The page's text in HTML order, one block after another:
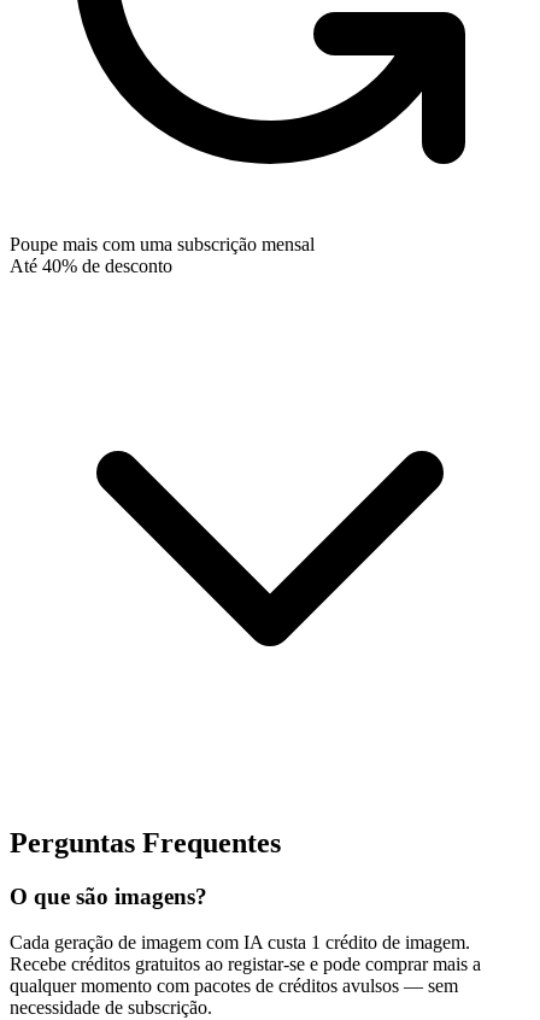
Poupe mais com uma subscrição mensal
Até 40% de desconto
Perguntas Frequentes
O que são imagens?
Cada geração de imagem com IA custa 1 crédito de imagem.
Recebe créditos gratuitos ao registar-se e pode comprar mais a
qualquer momento com pacotes de créditos avulsos — sem
necessidade de subscrição.